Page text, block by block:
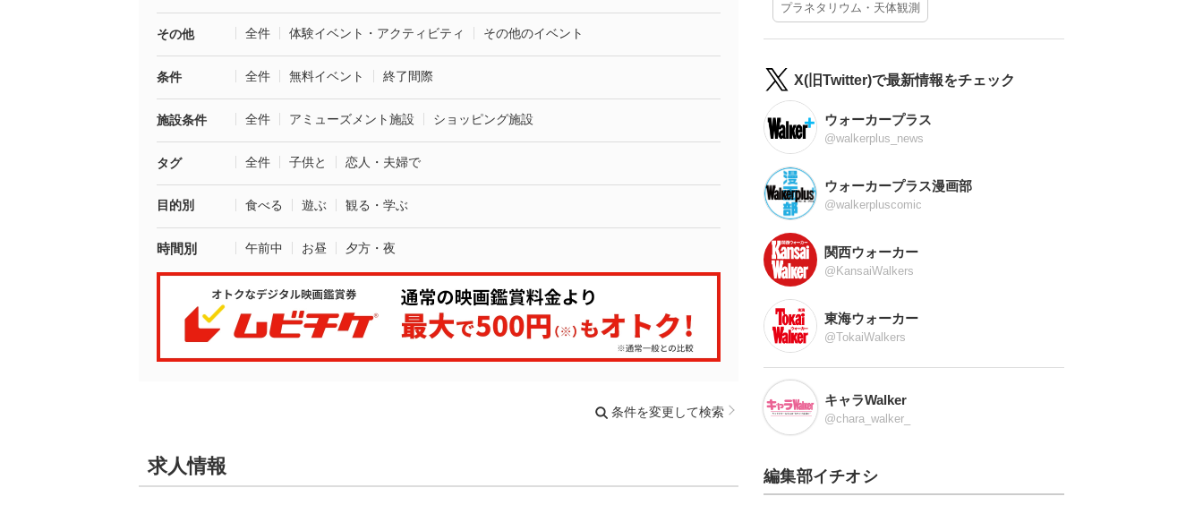
その他 全件 体験イベント・アクティビティ その他のイベント
条件 全件 無料イベント 終了間際
施設条件 全件 アミューズメント施設 ショッピング施設
タグ 全件 子供と 恋人・夫婦で
目的別 食べる 遊ぶ 観る・学ぶ
時間別 午前中 お昼 夕方・夜
条件を変更して検索
求人情報
プラネタリウム・天体観測
X(旧Twitter)で最新情報をチェック
ウォーカープラス
@walkerplus_news
ウォーカープラス漫画部
@walkerpluscomic
関西ウォーカー
@KansaiWalkers
東海ウォーカー
@TokaiWalkers
キャラWalker
@chara_walker_
編集部イチオシ